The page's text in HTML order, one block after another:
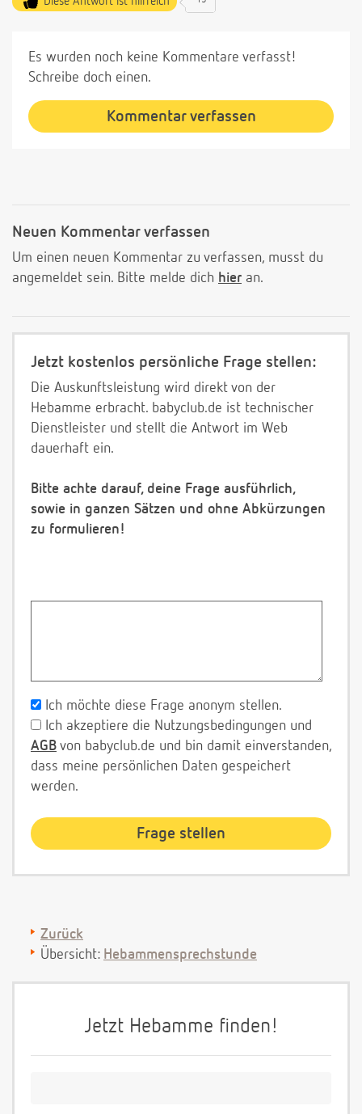
Es wurden noch keine Kommentare verfasst!
Schreibe doch einen.
Kommentar verfassen
Neuen Kommentar verfassen
Um einen neuen Kommentar zu verfassen, musst du
angemeldet sein. Bitte melde dich hier an.
Jetzt kostenlos persönliche Frage stellen:
Die Auskunftsleistung wird direkt von der
Hebamme erbracht. babyclub.de ist technischer
Dienstleister und stellt die Antwort im Web
dauerhaft ein.
Bitte achte darauf, deine Frage ausführlich,
sowie in ganzen Sätzen und ohne Abkürzungen
zu formulieren!
Ich möchte diese Frage anonym stellen.
Ich akzeptiere die Nutzungsbedingungen und
AGB von babyclub.de und bin damit einverstanden,
dass meine persönlichen Daten gespeichert
werden.
Zurück
Übersicht: Hebammensprechstunde
Jetzt Hebamme finden!